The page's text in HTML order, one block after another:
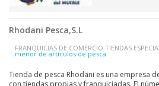
Rhodani Pesca,S.L
FRANQUICIAS DE COMERCIO TIENDAS
menor de artículos de pesca
Tienda de pesca Rhodani es una empresa
con tiendas propias y franquiciadas. El